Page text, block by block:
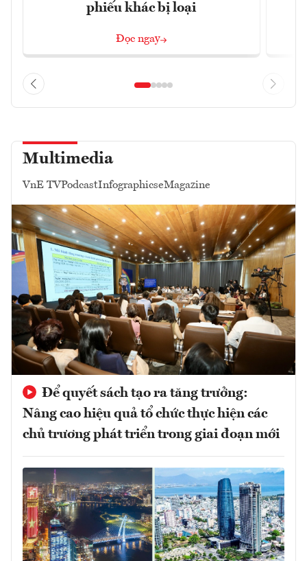
phiếu khác bị loại
Đọc ngay
Multimedia
VnE TVPodcastInfographicseMagazine
Để quyết sách tạo ra tăng trưởng:
Nâng cao hiệu quả tổ chức thực hiện các
chủ trương phát triển trong giai đoạn mới